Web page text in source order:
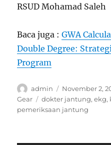
RSUD Mohamad Saleh
Baca juga :GWA
Double Degree:
Program
Author
admin
Posted
on
November 2,
Gear
Tags
dokter jantung,ekg,
pemeriksaan jantung